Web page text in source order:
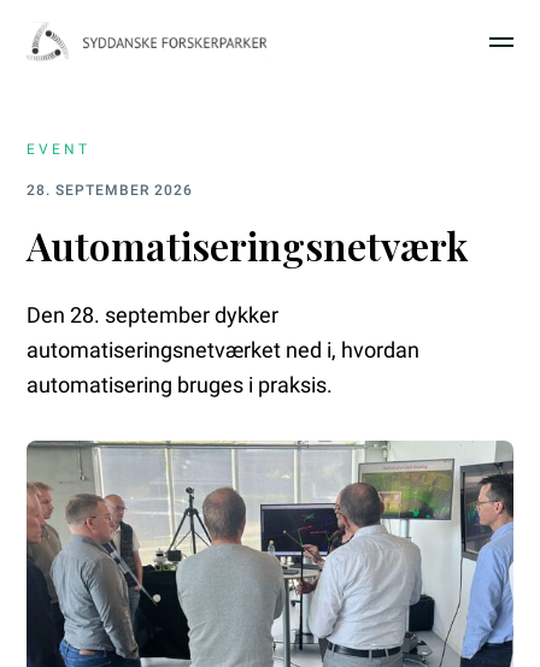
EVENT
28. SEPTEMBER 2026
Automatiseringsnetværk
Den 28. september dykker
automatiseringsnetværket ned i, hvordan
automatisering bruges i praksis.